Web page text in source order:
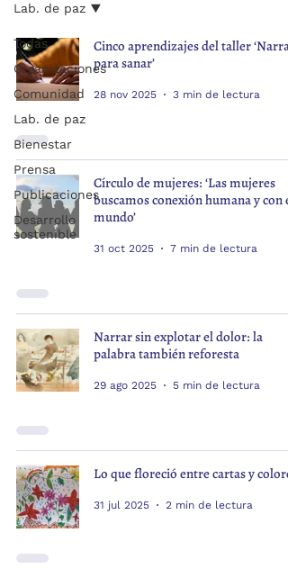
Todas
Organizaciones
Comunidad
Lab. de paz
Bienestar
Prensa
Publicaciones
Desarrollo
sostenible
Lab. de paz
Cinco aprendizajes del taller ‘Narrar
para sanar’
28 nov 2025 3 min de lectura
Círculo de mujeres: ‘Las mujeres
buscamos conexión humana y con el
mundo’
31 oct 2025 7 min de lectura
Narrar sin explotar el dolor: la
palabra también reforesta
29 ago 2025 5 min de lectura
Lo que floreció entre cartas y colores
31 jul 2025 2 min de lectura